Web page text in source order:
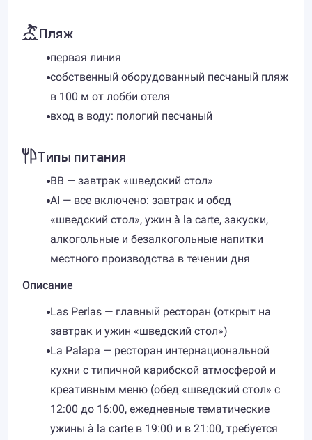
Пляж
первая линия
собственный оборудованный песчаный пляж
в 100 м от лобби отеля
вход в воду: пологий песчаный
Типы питания
BB — завтрак «шведский стол»
AI — все включено: завтрак и обед
«шведский стол», ужин à la carte, закуски,
алкогольные и безалкогольные напитки
местного производства в течении дня
Описание
Las Perlas — главный ресторан (открыт на
завтрак и ужин «шведский стол»)
La Palapa — ресторан интернациональной
кухни с типичной карибской атмосферой и
креативным меню (обед «шведский стол» с
12:00 до 16:00, ежедневные тематические
ужины à la carte в 19:00 и в 21:00, требуется